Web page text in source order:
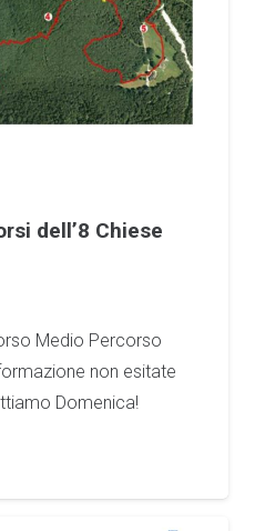
dell’8 Chiese
Medio Percorso
non esitate
Domenica!